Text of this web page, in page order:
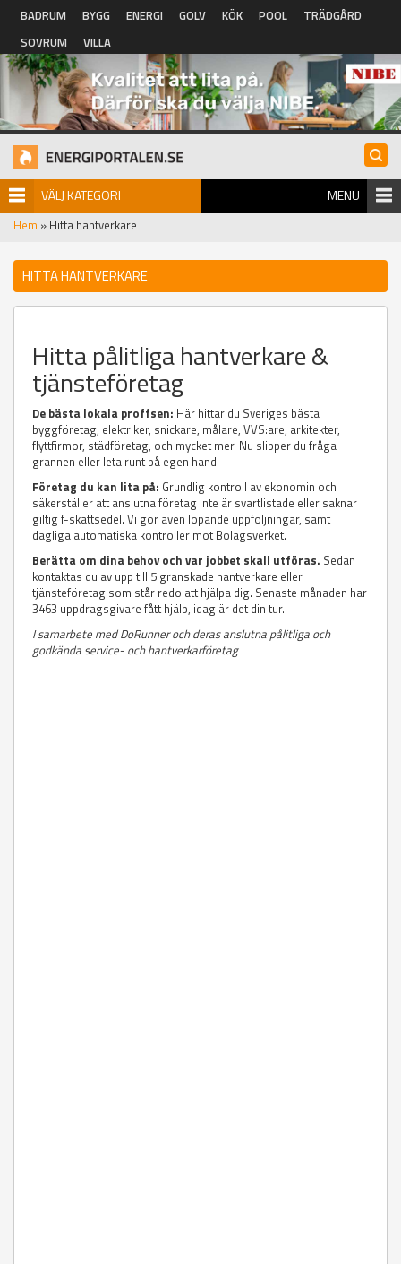
Hoppa till huvudinnehåll
BADRUM BYGG ENERGI GOLV KÖK POOL
TRÄDGÅRD
SOVRUM
VILLA
VÄLJ KATEGORI MENU
Hem » Hitta hantverkare
HITTA HANTVERKARE
Hitta pålitliga hantverkare &
tjänsteföretag
De bästa lokala proffsen: Här hittar du Sveriges bästa
byggföretag, elektriker, snickare, målare, VVS:are, arkitekter,
flyttfirmor, städföretag, och mycket mer. Nu slipper du fråga
grannen eller leta runt på egen hand.
Företag du kan lita på: Grundlig kontroll av ekonomin och
säkerställer att anslutna företag inte är svartlistade eller saknar
giltig f-skattsedel. Vi gör även löpande uppföljningar, samt
dagliga automatiska kontroller mot Bolagsverket.
Berätta om dina behov och var jobbet skall utföras. Sedan
kontaktas du av upp till 5 granskade hantverkare eller
tjänsteföretag som står redo att hjälpa dig. Senaste månaden har
3463 uppdragsgivare fått hjälp, idag är det din tur.
I samarbete med DoRunner och deras anslutna pålitliga och
godkända service- och hantverkarföretag